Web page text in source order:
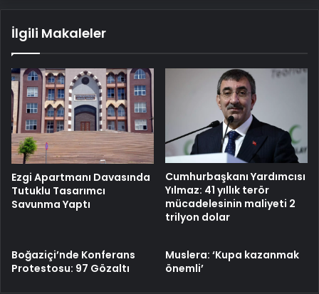
İlgili Makaleler
Ezgi Apartmanı Davasında
Tutuklu Tasarımcı
Savunma Yaptı
Cumhurbaşkanı Yardımcısı
Yılmaz: 41 yıllık terör
mücadelesinin maliyeti 2
trilyon dolar
Boğaziçi’nde Konferans
Protestosu: 97 Gözaltı
Muslera: ‘Kupa kazanmak
önemli’